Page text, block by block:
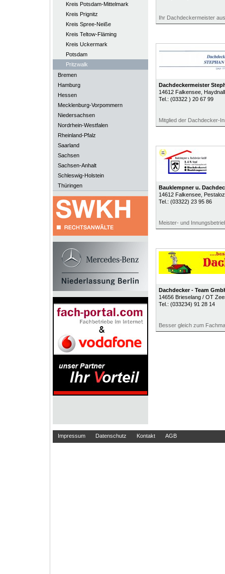
Kreis Potsdam-Mittelmark
Kreis Prignitz
Kreis Spree-Neiße
Kreis Teltow-Fläming
Kreis Uckermark
Potsdam
Pritzwalk
Bremen
Hamburg
Hessen
Mecklenburg-Vorpommern
Niedersachsen
Nordrhein-Westfalen
Rheinland-Pfalz
Saarland
Sachsen
Sachsen-Anhalt
Schleswig-Holstein
Thüringen
Ihr Dachdeckermeister
Dachdeckermeister
14612 Falkensee,
Tel.: (03322 ) 20 67 99
Mitglied der Dachdecker-
Bauklempner u.
14612 Falkensee,
Tel.: (03322) 23 95 86
Meister- und
Dachdecker - Team
14656 Brieselang / OT
Tel.: (033234) 91 28 14
Besser gleich zum
Impressum Datenschutz Kontakt AGB